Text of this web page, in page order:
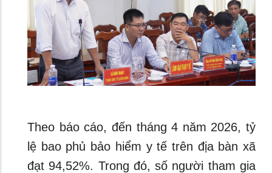
Theo báo cáo, đến tháng 4 năm 2026, tỷ
lệ bao phủ bảo hiểm y tế trên địa bàn xã
đạt 94,52%. Trong đó, số người tham gia